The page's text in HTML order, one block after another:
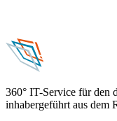
360° IT-Service für den
inhabergeführt aus dem